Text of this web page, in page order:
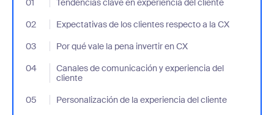
02
Expectativas de los clientes respecto a la CX
- Jumplink to Expectativas de los clientes respecto a la CX
03
Por qué vale la pena invertir en CX
- Jumplink to Por qué vale la pena invertir en CX
04
Canales de comunicación y experiencia del
cliente
- Jumplink to Canales de comunicación y experiencia del cliente
05 Personalización de la experiencia del cliente
- Jumplink to Personalización de la experiencia del cliente